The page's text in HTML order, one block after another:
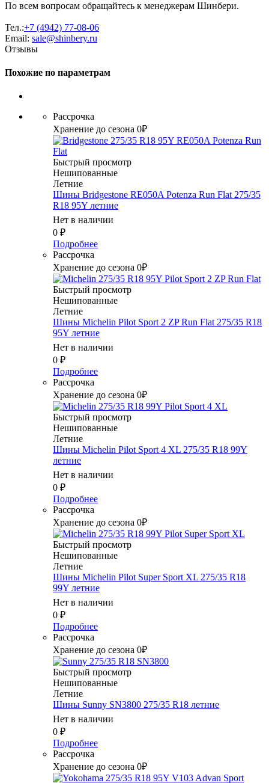
По всем вопросам обращайтесь к менеджерам Шинбери.
Тел.:+7 (4942) 77-08-06
Email: sale@shinbery.ru
Отзывы
Похожие по параметрам
Рассрочка
Хранение до сезона 0₽
Быстрый просмотр
Нешипованные
Летние
Шины Bridgestone RE050A Potenza Run Flat 275/35
R18 95Y летние
Нет в наличии
0 ₽
Подробнее
Рассрочка
Хранение до сезона 0₽
Быстрый просмотр
Нешипованные
Летние
Шины Michelin Pilot Sport 2 ZP Run Flat 275/35 R18
95Y летние
Нет в наличии
0 ₽
Подробнее
Рассрочка
Хранение до сезона 0₽
Быстрый просмотр
Нешипованные
Летние
Шины Michelin Pilot Sport 4 XL 275/35 R18 99Y
летние
Нет в наличии
0 ₽
Подробнее
Рассрочка
Хранение до сезона 0₽
Быстрый просмотр
Нешипованные
Летние
Шины Michelin Pilot Super Sport XL 275/35 R18
99Y летние
Нет в наличии
0 ₽
Подробнее
Рассрочка
Хранение до сезона 0₽
Быстрый просмотр
Нешипованные
Летние
Шины Sunny SN3800 275/35 R18 летние
Нет в наличии
0 ₽
Подробнее
Рассрочка
Хранение до сезона 0₽